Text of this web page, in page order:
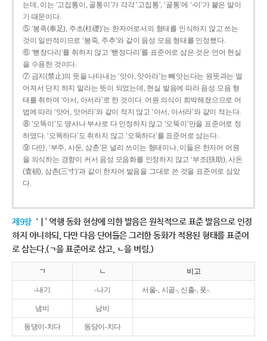
는데, 이는 ‘고집통이, 골통이’가 각각 ‘고집통’, ‘골통’에 ‘-이’가 붙은 말이
기 때문이다.
⑤ ‘봉족(奉足), 주초(柱礎)’는 한자어로서의 형태를 인식하지 않고 쓰는
것이 일반적이므로 ‘봉죽, 주추’와 같이 음성 모음 형태를 인정했다.
⑥ ‘뻗장다리’를 취하지 않고 ‘뻗정다리’를 표준어로 삼은 것은 언어 현실
을 수용한 것이다.
⑦ 금지(禁止)의 뜻을 나타내는 ‘앗아, 앗아라’는 빼앗는다는 원뜻과는 멀
어져서 단지 하지 말라는 뜻이 되었는데, 현실 발음에 따라 음성 모음 형
태를 취하여 ‘아서, 아서라’로 한 것이다. 어원 의식이 희박해졌으므로 어
법에 따라 ‘앗어, 앗어라’와 같이 적지 않고 ‘아서, 아서라’와 같이 적는다.
⑧ ‘오똑이’도 명사나 부사로 다 인정하지 않고 ‘오뚝이’만을 표준어로 정
하였다. ‘오똑하다’도 취하지 않고 ‘오뚝하다’를 표준어로 삼는다.
⑨ 다만, ‘부주, 사둔, 삼춘’은 널리 쓰이는 형태이나, 이들은 한자어 어원
을 의식하는 경향이 커서 음성 모음화를 인정하지 않고 ‘부조(扶助), 사돈
(査頓), 삼촌(三寸)’과 같이 한자어 발음을 그대로 쓴 것을 표준어로 삼았
다.
제9항 ‘ㅣ’ 역행 동화 현상에 의한 발음은 원칙적으로 표준 발음으로 인정
하지 아니하되, 다만 다음 단어들은 그러한 동화가 적용된 형태를 표준어
로 삼는다.(ㄱ을 표준어로 삼고, ㄴ을 버림.)
ㄱ ㄴ 비고
-내기 -나기 서울-, 시골-, 신출-, 풋-.
냄비 남비
동댕이-치다 동당이-치다